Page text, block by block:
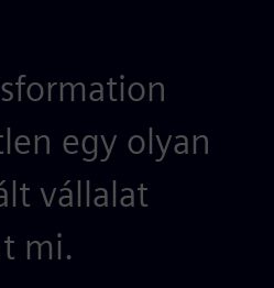
egy olyan
vállalat
mi.